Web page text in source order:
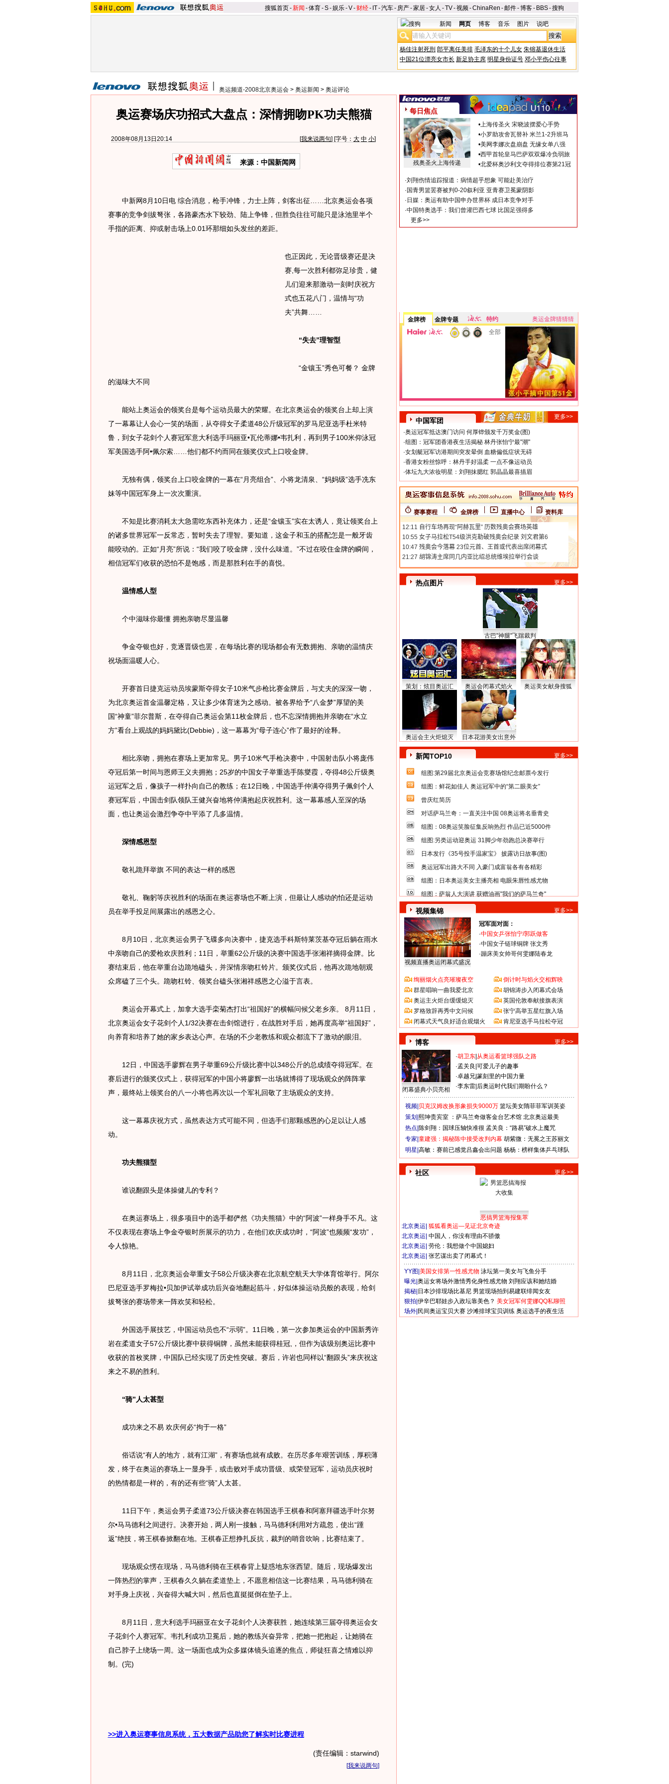
搜狐首页-新闻 -体育-S-娱乐-V- 财经- IT-汽车- 房产-家居-女人 -TV-视频-ChinaRen -邮件-博客- BBS-搜狗
新闻 网页 博客 音乐 图片 说吧
杨佳注射死刑 郎平离任美排 毛泽东的十个儿女 朱镕基退休生活
中国21位漂亮女市长 新足协主席 明星身份证号 邓小平伤心往事
奥运频道-2008北京奥运会 > 奥运新闻 > 奥运评论
奥运赛场庆功招式大盘点：深情拥吻PK功夫熊猫
2008年08月13日20:14 [我来说两句] [字号： 大 中 小]
来源：中国新闻网
中新网8月10日电 综合消息，枪手冲锋，力士上阵，剑客出征……北京奥运会各项
赛事的竞争剑拔弩张，各路豪杰水下较劲、陆上争锋，但胜负往往可能只是泳池里半个
手指的距离、抑或射击场上0.01环那细如头发丝的差距。
也正因此，无论晋级赛还是决
赛,每一次胜利都弥足珍贵，健
儿们迎来那激动一刻时庆祝方
式也五花八门，温情与“功
夫”共舞……
“失去”理智型
“金镶玉”秀色可餐？ 金牌
的滋味大不同
能站上奥运会的领奖台是每个运动员最大的荣耀。在北京奥运会的领奖台上却上演
了一幕幕让人会心一笑的场面，从夺得女子柔道48公斤级冠军的罗马尼亚选手杜米特
鲁，到女子花剑个人赛冠军意大利选手玛丽亚•瓦伦蒂娜•韦扎利，再到男子100米仰泳冠
军美国选手阿•佩尔索……他们都不约而同在颁奖仪式上口咬金牌。
无独有偶，领奖台上口咬金牌的一幕在“月亮组合”、小将龙清泉、“妈妈级”选手冼东
妹等中国冠军身上一次次重演。
不知是比赛消耗太大急需吃东西补充体力，还是“金镶玉”实在太诱人，竟让领奖台上
的诸多世界冠军一反常态，暂时失去了理智。要知道，这金子和玉的搭配怎是一般牙齿
能咬动的。正如“月亮”所说：“我们咬了咬金牌，没什么味道。”不过在咬住金牌的瞬间，
相信冠军们收获的恐怕不是饱感，而是那胜利在手的喜悦。
温情感人型
个中滋味你最懂 拥抱亲吻尽显温馨
争金夺银也好，竞逐晋级也罢，在每场比赛的现场都会有无数拥抱、亲吻的温情庆
祝场面温暖人心。
开赛首日捷克运动员埃蒙斯夺得女子10米气步枪比赛金牌后，与丈夫的深深一吻，
为北京奥运首金温馨定格，又让多少体育迷为之感动。被各界给予“八金梦”厚望的美
国“神童”菲尔普斯，在夺得自己奥运会第11枚金牌后，也不忘深情拥抱并亲吻在“水立
方”看台上观战的妈妈黛比(Debbie)，这一幕幕为“母子连心”作了最好的诠释。
相比亲吻，拥抱在赛场上更加常见。男子10米气手枪决赛中，中国射击队小将庞伟
夺冠后第一时间与恩师王义夫拥抱；25岁的中国女子举重选手陈燮霞，夺得48公斤级奥
运冠军之后，像孩子一样扑向自己的教练；在12日晚，中国选手仲满夺得男子佩剑个人
赛冠军后，中国击剑队领队王健兴奋地将仲满抱起庆祝胜利。这一幕幕感人至深的场
面，也让奥运会激烈争夺中平添了几多温情。
深情感恩型
敬礼跪拜举旗 不同的表达一样的感恩
敬礼、鞠躬等庆祝胜利的场面在奥运赛场也不断上演，但最让人感动的怕还是运动
员在举手投足间展露出的感恩之心。
8月10日，北京奥运会男子飞碟多向决赛中，捷克选手科斯特莱茨基夺冠后躺在雨水
中亲吻自己的爱枪欢庆胜利；11日，举重62公斤级的决赛中国选手张湘祥摘得金牌。比
赛结束后，他在举重台边跪地磕头，并深情亲吻杠铃片。颁奖仪式后，他再次跪地朝观
众席磕了三个头。跪吻杠铃、领奖台磕头张湘祥感恩之心溢于言表。
奥运会开幕式上，加拿大选手栾菊杰打出“祖国好”的横幅问候父老乡亲。 8月11日，
北京奥运会女子花剑个人1/32决赛在击剑馆进行，在战胜对手后，她再度高举“祖国好”，
向养育和培养了她的家乡表达心声。在场的不少老教练和观众都流下了激动的眼泪。
12日，中国选手廖辉在男子举重69公斤级比赛中以348公斤的总成绩夺得冠军。在
赛后进行的颁奖仪式上，获得冠军的中国小将廖辉一出场就博得了现场观众的阵阵掌
声，最终站上领奖台的八一小将也再次以一个军礼回敬了主场观众的支持。
这一幕幕庆祝方式，虽然表达方式可能不同，但选手们那颗感恩的心足以让人感
动。
功夫熊猫型
谁说翻跟头是体操健儿的专利？
在奥运赛场上，很多项目中的选手都俨然《功夫熊猫》中的“阿波”一样身手不凡。这
不仅表现在赛场上争金夺银时所展示的功力，在他们欢庆成功时，“阿波”也频频“发功”，
令人惊艳。
8月11日，北京奥运会举重女子58公斤级决赛在北京航空航天大学体育馆举行。阿尔
巴尼亚选手罗梅拉•贝加伊试举成功后兴奋地翻起筋斗，好似体操运动员般的表现，给剑
拔弩张的赛场带来一阵欢笑和轻松。
外国选手展技艺，中国运动员也不“示弱”。11日晚，第一次参加奥运会的中国新秀许
岩在柔道女子57公斤级比赛中获得铜牌，虽然未能获得桂冠,，但作为该级别奥运比赛中
收获的首枚奖牌，中国队已经实现了历史性突破。赛后，许岩也同样以“翻跟头”来庆祝这
来之不易的胜利。
“骑”人太甚型
成功来之不易 欢庆何必“拘于一格”
俗话说“有人的地方，就有江湖”，有赛场也就有成败。在历尽多年艰苦训练，厚积薄
发，终于在奥运的赛场上一显身手，或击败对手成功晋级、或荣登冠军，运动员庆祝时
的热情都是一样的，有的还有些“骑”人太甚。
11日下午，奥运会男子柔道73公斤级决赛在韩国选手王棋春和阿塞拜疆选手叶尔努
尔•马马德利之间进行。决赛开始，两人刚一接触，马马德利利用对方疏忽，使出“踵
返”绝技，将王棋春掀翻在地。王棋春正想挣扎反抗，裁判的哨音吹响，比赛结束了。
现场观众愣在现场，马马德利骑在王棋春背上疑惑地东张西望。随后，现场爆发出
一阵热烈的掌声，王棋春久久躺在柔道垫上，不愿意相信这一比赛结果，马马德利骑在
对手身上庆祝，兴奋得大喊大叫，然后也直挺挺倒在垫子上。
8月11日，意大利选手玛丽亚在女子花剑个人决赛获胜，她连续第三届夺得奥运会女
子花剑个人赛冠军。韦扎利成功卫冕后，她的教练兴奋异常，把她一把抱起，让她骑在
自己脖子上绕场一周。这一场面也成为众多媒体镜头追逐的焦点，师徒狂喜之情难以抑
制。(完)
>>进入奥运赛事信息系统，五大数据产品助您了解实时比赛进程
(责任编辑：starwind)
[我来说两句]
每日焦点
残奥圣火上海传递
•上海传圣火 宋晓波摆爱心手势
•小罗助攻舍瓦替补 米兰1-2升班马
•美网李娜次盘崩盘 无缘女单八强
•西甲首轮皇马巴萨双双爆冷负弱旅
•北爱杯奥沙利文夺得排位赛第21冠
·刘翔伤情追踪报道：病情超乎想象 可能赴美治疗
· 国青男篮罢赛被判0-20叙利亚 亚青赛卫冕蒙阴影
· 日媒：奥运有助中国申办世界杯 成日本竞争对手
·中国特奥选手：我们曾灌巴西七球 比国足强得多
更多>>
金牌榜 金牌专题 特约
奥运金牌猜猜猜
全部
中国军团
更多>>
·奥运冠军抵达澳门访问 何厚铧颁发千万奖金(图)
·组图：冠军团香港夜生活揭秘 林丹张怡宁最"潮"
·女划艇冠军访港期间突发晕倒 血糖偏低症状无碍
·香港女粉丝惊呼：林丹手好温柔 一点不像运动员
·体坛九大浓妆明星：刘翔抹腮红 郭晶晶最喜描眉
赛事赛程 金牌榜 直播中心 资料库
热点图片 更多>>
古巴"神腿"飞踹裁判
策划：炫目奥运汇 奥运会闭幕式焰火 奥运美女献身搜狐
奥运会主火炬熄灭 日本花游美女出意外
新闻TOP10 更多>>
组图:第29届北京奥运会竞赛场馆纪念邮票今发行
组图：鲜花如佳人 奥运冠军中的“第二眼美女”
曾庆红简历
对话萨马兰奇：一直关注中国 08奥运将名垂青史
组图：08奥运笑脸征集反响热烈 作品已近5000件
组图:另类运动迎奥运 31脚少年劲跑总决赛举行
日本发行《35号投手温家宝》 披露访日故事(图)
奥运冠军出路大不同 入豪门成富翁各有各精彩
组图：日本奥运美女主播亮相 电眼朱唇性感尤物
组图：萨翁人大演讲 获赠油画"我们的萨马兰奇"
视频集锦 更多>>
视频直播奥运闭幕式盛况
冠军面对面：
·中国女乒张怡宁/郭跃做客
·中国女子链球铜牌 张文秀
·蹦床美女帅哥何雯娜陆春龙
绚丽烟火点亮璀璨夜空
群星唱响一曲我爱北京
奥运主火炬台缓缓熄灭
罗格致辞再秀中文问候
闭幕式天气良好适合观烟火
倒计时与焰火交相辉映
胡锦涛步入闭幕式会场
英国伦敦奉献接旗表演
张宁高举五星红旗入场
肯尼亚选手马拉松夺冠
博客 更多>>
闭幕盛典小贝亮相
·胡卫东 从奥运看篮球强队之路
·孟关良 可爱儿子的趣事
·卓越兄 篆刻里的中国力量
·李东雷 后奥运时代我们期盼什么？
视频| 贝克汉姆改换形象损失9000万 篮坛美女隋菲菲军训英姿
策划| 熙坤贵宾室 ：萨马兰奇做客金台艺术馆 北京奥运最美
热点| 陈剑翔：国球压轴快准很 孟关良：“路易”破水上魔咒
专家| 童建强：揭秘陈中接受改判内幕 胡紫微：无冕之王苏丽文
明星| 高敏：赛前已感觉吕鑫会出问题 杨杨：榜样集体乒乓球队
社区 更多>>
恶搞男篮海报集萃
北京奥运 狐狐看奥运—见证北京奇迹
北京奥运 中国人，你没有理由不骄傲
北京奥运 劳伦：我想做个中国媳妇
北京奥运 张艺谋出卖了闭幕式！
YY图| 美国女排第一性感尤物 泳坛第一美女与飞鱼分手
曝光| 奥运女将场外激情秀化身性感尤物 刘翔应该和她结婚
揭秘| 日本沙排现场比基尼 男篮现场拍到易建联绯闻女友
狠拍| 伊辛巴耶娃步入政坛靠美色？ 美女冠军何雯娜QQ私聊照
场外| 民间奥运宝贝大赛 沙滩排球宝贝训练 奥运选手的夜生活